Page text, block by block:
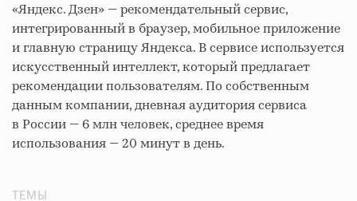
«Яндекс. Дзен» — рекомендательный сервис,
интегрированный в браузер, мобильное приложение
и главную страницу Яндекса. В сервисе используется
искусственный интеллект, который предлагает
рекомендации пользователям. По собственным
данным компании, дневная аудитория сервиса
в России — 6 млн человек, среднее время
использования — 20 минут в день.
ТЕМЫ